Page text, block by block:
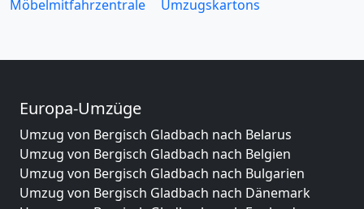
Möbelmitfahrzentrale
Umzugskartons
Europa-Umzüge
Umzug von Bergisch Gladbach nach Belarus
Umzug von Bergisch Gladbach nach Belgien
Umzug von Bergisch Gladbach nach Bulgarien
Umzug von Bergisch Gladbach nach Dänemark